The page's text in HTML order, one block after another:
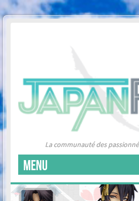
La communauté des
MENU